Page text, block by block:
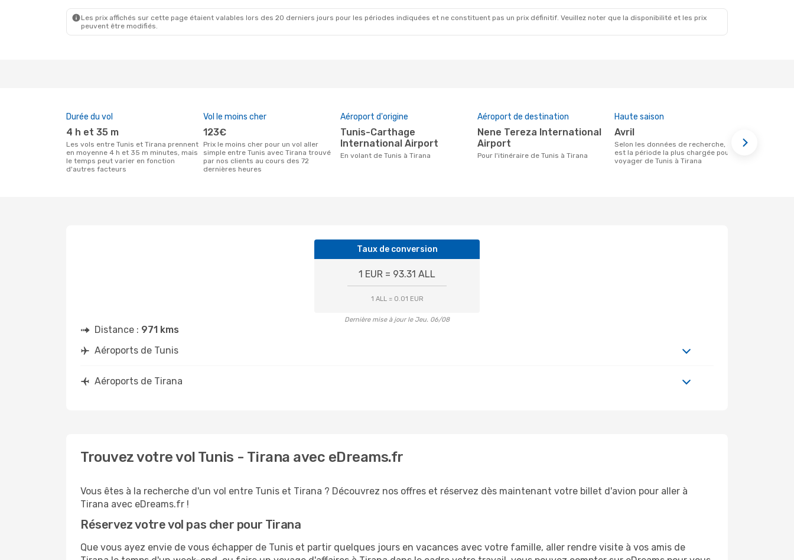
TIA
- TUN
TIA - TUN
Les prix affichés sur cette page étaient valables lors des 20 derniers jours pour les périodes indiquées et ne constituent pas un prix définitif. Veuillez noter que la disponibilité et les prix
peuvent être modifiés.
Durée du vol
4 h et 35 m
Les vols entre Tunis et Tirana prennent
en moyenne 4 h et 35 m minutes, mais
le temps peut varier en fonction
d'autres facteurs
Vol le moins cher
123€
Prix le moins cher pour un vol aller
simple entre Tunis avec Tirana trouvé
par nos clients au cours des 72
dernières heures
Aéroport d'origine
Tunis-Carthage
International Airport
En volant de Tunis à Tirana
Aéroport de destination
Nene Tereza International
Airport
Pour l'itinéraire de Tunis à Tirana
Haute saison
avril
Selon les données de recherche, avril
est la période la plus chargée pour
voyager de Tunis à Tirana
Taux de conversion
1 EUR = 93.31 ALL
1 ALL = 0.01 EUR
Dernière mise à jour le Jeu. 06/08
Distance : 971 kms
Aéroports de Tunis
Aéroports de Tirana
Trouvez votre vol Tunis - Tirana avec eDreams.fr
Vous êtes à la recherche d'un vol entre Tunis et Tirana ? Découvrez nos offres et réservez dès maintenant votre billet d'avion pour aller à
Tirana avec eDreams.fr !
Réservez votre vol pas cher pour Tirana
Que vous ayez envie de vous échapper de Tunis et partir quelques jours en vacances avec votre famille, aller rendre visite à vos amis de